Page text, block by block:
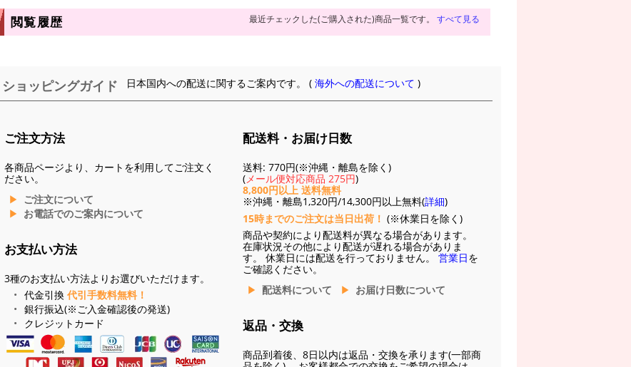
閲覧履歴 最近チェックした(ご購入された)商品一覧です。 すべて見る
ショッピングガイド 日本国内への配送に関するご案内です。 (海外への配送について )
ご注文方法
各商品ページより、カートを利用してご注文く
ださい。
ご注文について
お電話でのご案内について
お支払い方法
3種のお支払い方法よりお選びいただけます。
代金引換 代引手数料無料！
銀行振込(※ご入金確認後の発送)
クレジットカード
配送料・お届け日数
送料: 770円(※沖縄・離島を除く)
(メール便対応商品 275円)
8,800円以上 送料無料
※沖縄・離島1,320円/14,300円以上無料(詳細)
15時までのご注文は当日出荷！ (※休業日を除く)
商品や契約により配送料が異なる場合があります。
在庫状況その他により配送が遅れる場合がありま
す。 休業日には配送を行っておりません。 営業日を
ご確認ください。
配送料について
お届け日数について
返品・交換
商品到着後、8日以内は返品・交換を承ります(一部商